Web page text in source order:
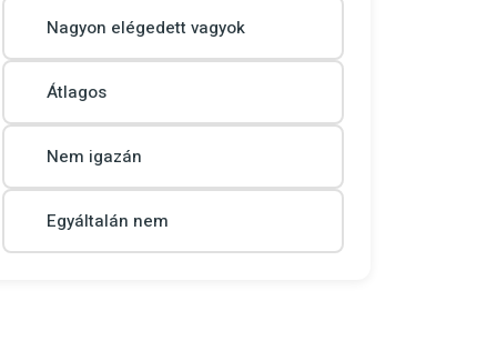
Nagyon elégedett vagyok
Átlagos
Nem igazán
Egyáltalán nem